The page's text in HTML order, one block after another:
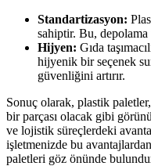
Standartizasyon:
sahiptir. Bu, depolama
Hijyen: Gıda
hijyenik bir seçenek
güvenliğini artırır.
Sonuç olarak, plastik
bir parçası olacak gibi
ve lojistik süreçlerdeki
işletmenizde bu
paletleri göz önünde